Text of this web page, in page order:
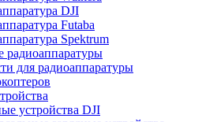
DJI
Futaba
Spektrum
радиоаппаратуры
для радиоаппаратуры
устройства DJI